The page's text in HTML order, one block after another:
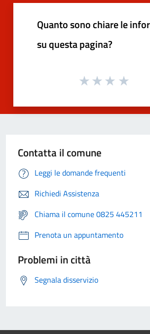
Quanto sono chiare le
su questa pagina?
Contatta il comune
Leggi le domande frequenti
Richiedi Assistenza
Chiama il comune 0825 445211
Prenota un appuntamento
Problemi in città
Segnala disservizio